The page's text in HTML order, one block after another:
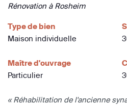
Rénovation à Rosheim
Type de bien
Maison individuelle
Maître d'ouvrage
Particulier
« Réhabilitation de l'ancienne